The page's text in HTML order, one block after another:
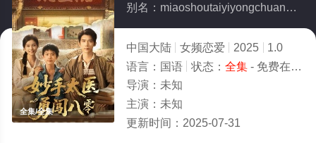
全集/全集
别名：miaoshoutaiyiyongchuangbaling
中国大陆 女频恋爱 2025
1.0
语言： 国语 状态： 全集- 免费在线观看
导演： 未知
主演： 未知
更新时间： 2025-07-31